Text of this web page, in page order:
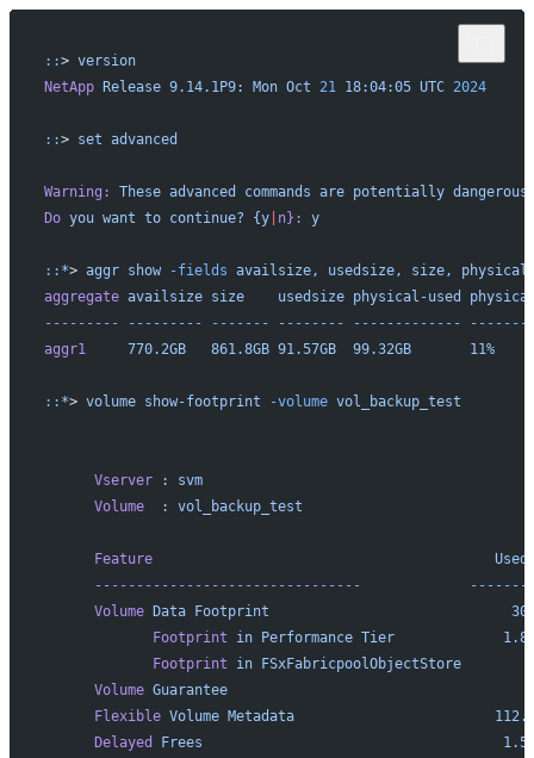
::> version
NetApp Release 9.14.1P9: Mon Oct 21 18:04:05 UTC 2024
::> set advanced
Warning: These advanced commands are potentially dangerous
Do you want to continue? {y| n}: y
:: *> aggr show -fields availsize, usedsize, size,
aggregate availsize size
    usedsize
physical-used
--------- --------- ------- -------- -------------
aggr1
     770.2GB
   861.8GB
91.57GB
  99.32GB
       11%
:: *> volume show-footprint -volume vol_backup_test
      Vserver
:
svm
      Volume
  :
vol_backup_test
      Feature
                                         Used
      --------------------------------
      Volume
Data Footprint
             Footprint
in Performance Tier
             Footprint
in FSxFabricpoolObjectStore
      Volume
Guarantee
      Flexible
Volume Metadata
      Delayed
Frees